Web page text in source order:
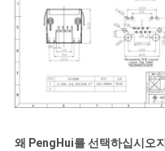
왜 PengHui를 선택하십시오지